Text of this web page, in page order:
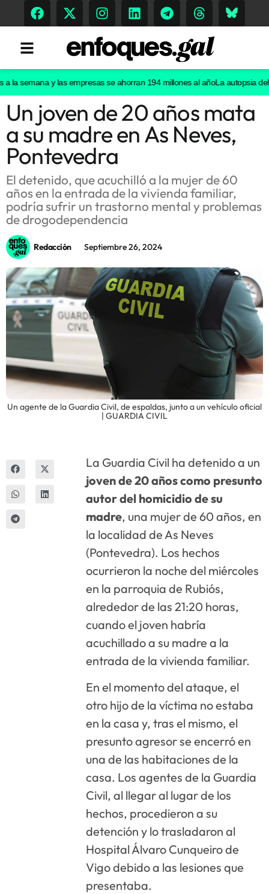
Tendencias
Memoria Histórica
Gastronomía
Escenarios
Sostenibilidad
Innova
semana y las empresas se ahorran 194 millones al añoLa autopsia del
Un joven de 20 años mata
a su madre en As Neves,
Pontevedra
El detenido, que acuchilló a la mujer de 60
años en la entrada de la vivienda familiar,
podría sufrir un trastorno mental y problemas
de drogodependencia
Redacción Septiembre 26, 2024
Un agente de la Guardia Civil, de espaldas, junto a un vehículo oficial
| GUARDIA CIVIL
La Guardia Civil ha detenido a un
joven de 20 años como presunto
autor del homicidio de su
madre, una mujer de 60 años, en
la localidad de As Neves
(Pontevedra). Los hechos
ocurrieron la noche del miércoles
en la parroquia de Rubiós,
alrededor de las 21:20 horas,
cuando el joven habría
acuchillado a su madre a la
entrada de la vivienda familiar.
En el momento del ataque, el
otro hijo de la víctima no estaba
en la casa y, tras el mismo, el
presunto agresor se encerró en
una de las habitaciones de la
casa. Los agentes de la Guardia
Civil, al llegar al lugar de los
hechos, procedieron a su
detención y lo trasladaron al
Hospital Álvaro Cunqueiro de
Vigo debido a las lesiones que
presentaba.